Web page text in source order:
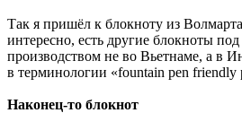
Так я пришёл к блокноту из
интересно, есть другие блокноты
производством не во Вьетнаме, а в
в терминологии «fountain pen
Наконец-то блокнот